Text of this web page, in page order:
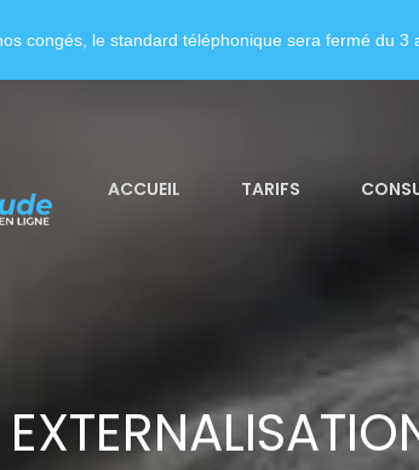
ACCUEIL TARIFS
congés, le standard téléphonique sera fermé du